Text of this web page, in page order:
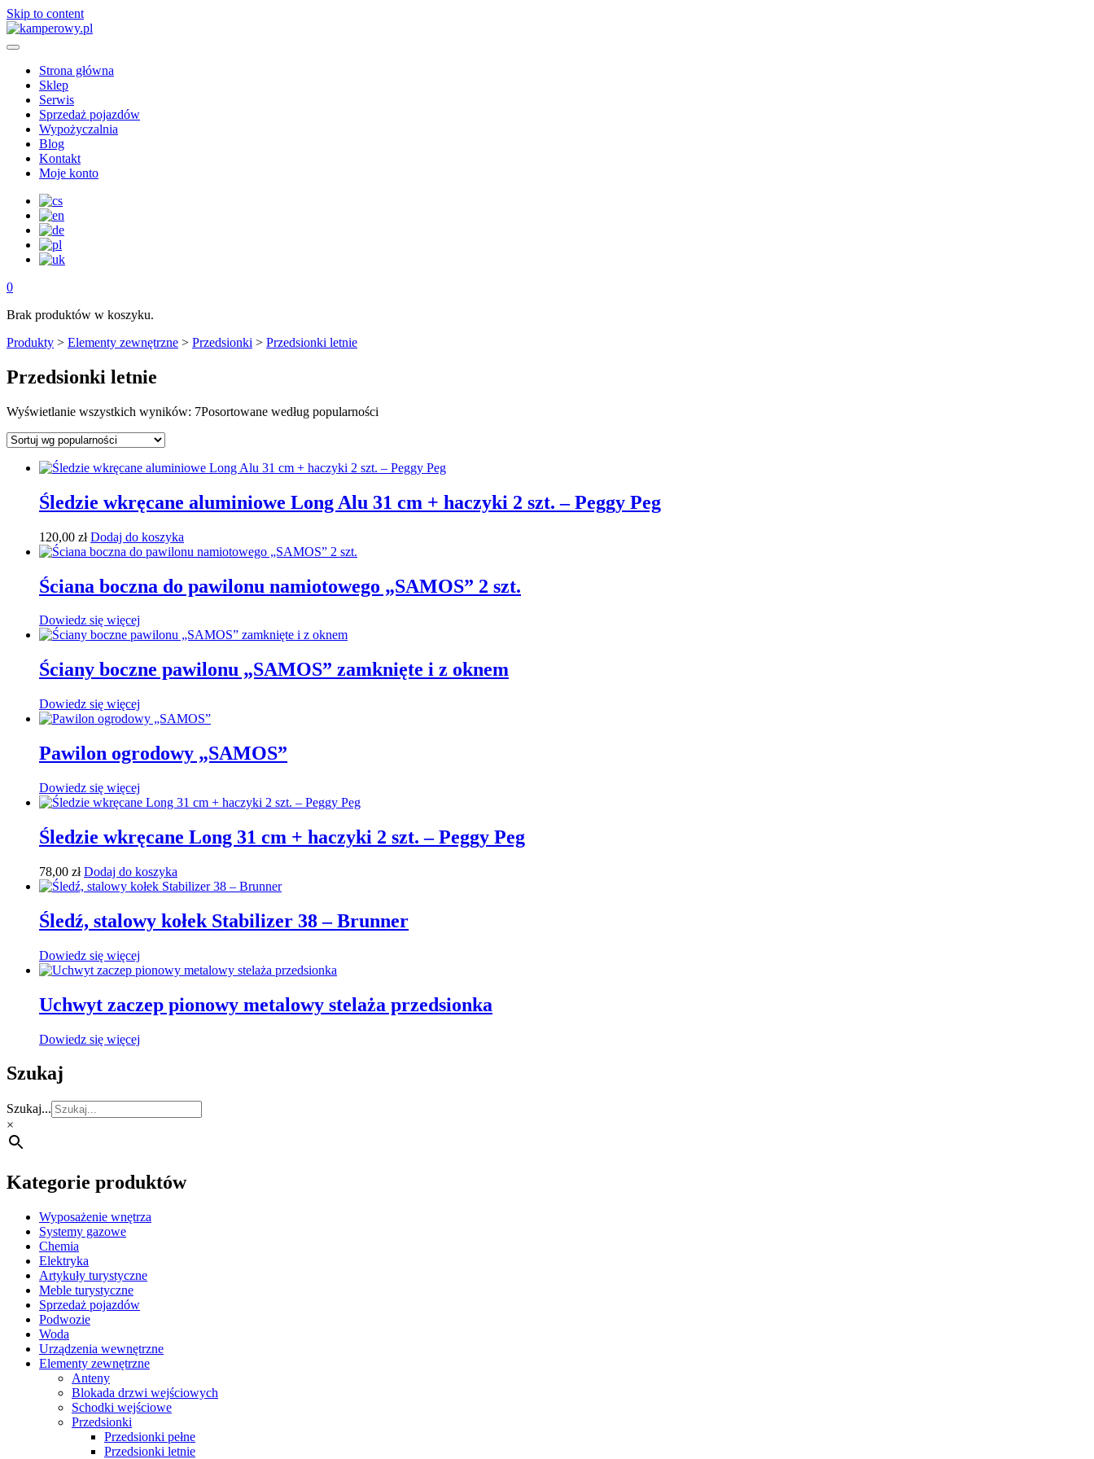
Skip to content
Strona główna
Sklep
Serwis
Sprzedaż pojazdów
Wypożyczalnia
Blog
Kontakt
Moje konto
0
Brak produktów w koszyku.
Produkty > Elementy zewnętrzne > Przedsionki > Przedsionki letnie
Przedsionki letnie
Wyświetlanie wszystkich wyników: 7Posortowane według popularności
Śledzie wkręcane aluminiowe Long Alu 31 cm + haczyki 2 szt. – Peggy Peg
120,00 zł Dodaj do koszyka
Ściana boczna do pawilonu namiotowego „SAMOS” 2 szt.
Dowiedz się więcej
Ściany boczne pawilonu „SAMOS” zamknięte i z oknem
Dowiedz się więcej
Pawilon ogrodowy „SAMOS”
Dowiedz się więcej
Śledzie wkręcane Long 31 cm + haczyki 2 szt. – Peggy Peg
78,00 zł Dodaj do koszyka
Śledź, stalowy kołek Stabilizer 38 – Brunner
Dowiedz się więcej
Uchwyt zaczep pionowy metalowy stelaża przedsionka
Dowiedz się więcej
Szukaj
Szukaj...
×
Kategorie produktów
Wyposażenie wnętrza
Systemy gazowe
Chemia
Elektryka
Artykuły turystyczne
Meble turystyczne
Sprzedaż pojazdów
Podwozie
Woda
Urządzenia wewnętrzne
Elementy zewnętrzne
Anteny
Blokada drzwi wejściowych
Schodki wejściowe
Przedsionki
Przedsionki pełne
Przedsionki letnie